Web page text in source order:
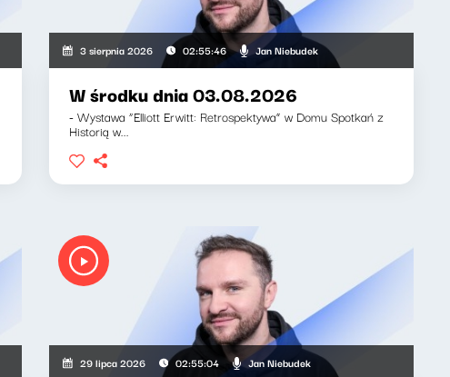
3 sierpnia 2026 02:55:46 Jan Niebudek
W środku dnia 03.08.2026
- Wystawa “Elliott Erwitt: Retrospektywa” w Domu Spotkań z
Historią w...
29 lipca 2026 02:55:04 Jan Niebudek